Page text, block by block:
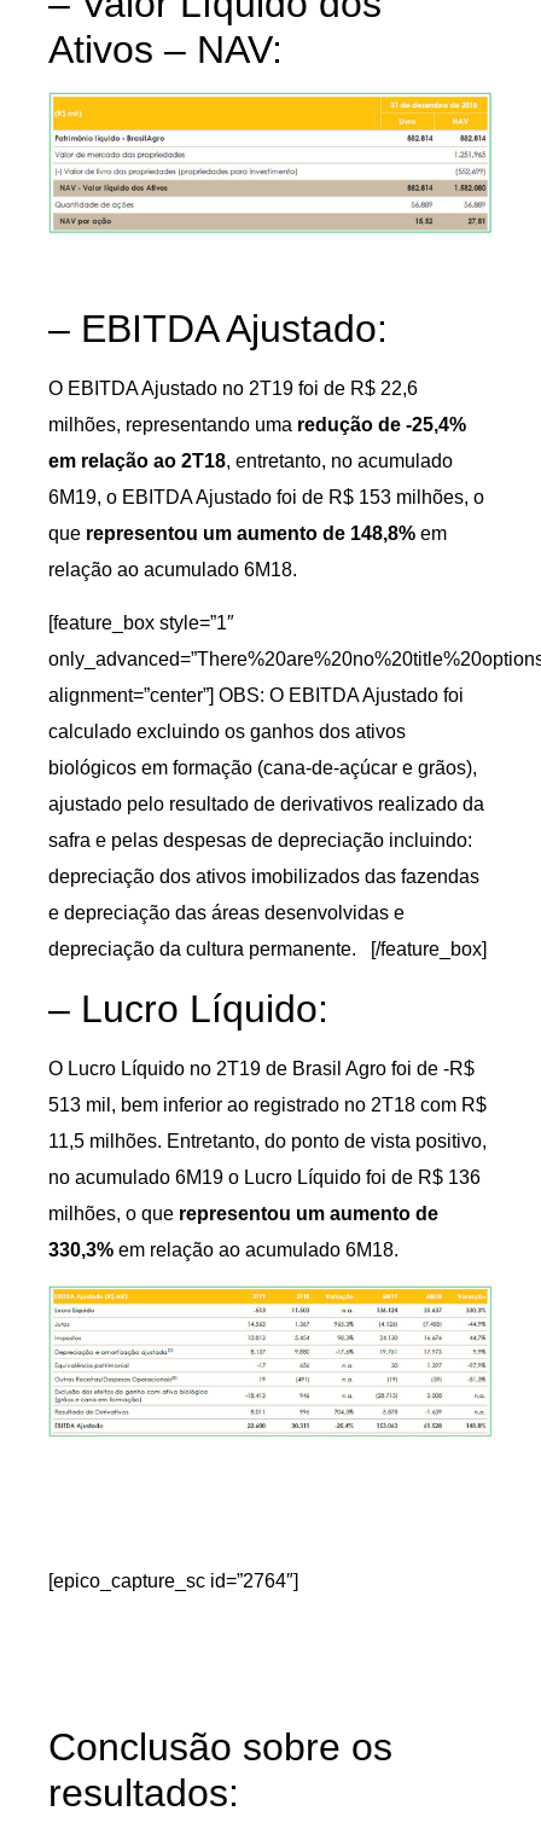
Ativos – NAV:
– EBITDA Ajustado:
O EBITDA Ajustado no 2T19 foi de R$ 22,6
milhões, representando uma redução de -25,4%
em relação ao 2T18, entretanto, no acumulado
6M19, o EBITDA Ajustado foi de R$ 153 milhões, o
que representou um aumento de 148,8% em
relação ao acumulado 6M18.
[feature_box style=”1″
alignment=”center”] OBS: O EBITDA Ajustado foi
calculado excluindo os ganhos dos ativos
biológicos em formação (cana-de-açúcar e grãos),
ajustado pelo resultado de derivativos realizado da
safra e pelas despesas de depreciação incluindo:
depreciação dos ativos imobilizados das fazendas
e depreciação das áreas desenvolvidas e
depreciação da cultura permanente.
[/feature_box]
– Lucro Líquido:
O Lucro Líquido no 2T19 de Brasil Agro foi de -R$
513 mil, bem inferior ao registrado no 2T18 com R$
11,5 milhões. Entretanto, do ponto de vista positivo,
no acumulado 6M19 o Lucro Líquido foi de R$ 136
milhões, o que representou um aumento de
330,3% em relação ao acumulado 6M18.
[epico_capture_sc id=”2764″]
Conclusão sobre os
resultados: